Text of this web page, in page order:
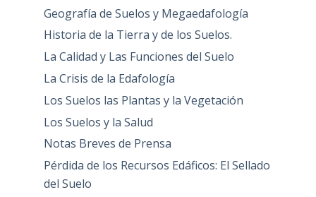
Geografía de Suelos y Megaedafología
Historia de la Tierra y de los Suelos.
La Calidad y Las Funciones del Suelo
La Crisis de la Edafología
Los Suelos las Plantas y la Vegetación
Los Suelos y la Salud
Notas Breves de Prensa
Pérdida de los Recursos Edáficos: El Sellado
del Suelo